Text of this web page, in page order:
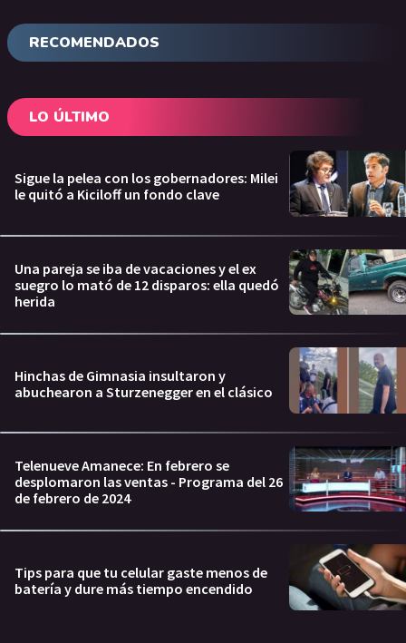
RECOMENDADOS
LO ÚLTIMO
Sigue la pelea con los gobernadores: Milei
le quitó a Kiciloff un fondo clave
Una pareja se iba de vacaciones y el ex
suegro lo mató de 12 disparos: ella quedó
herida
Hinchas de Gimnasia insultaron y
abuchearon a Sturzenegger en el clásico
Telenueve Amanece: En febrero se
desplomaron las ventas - Programa del 26
de febrero de 2024
Tips para que tu celular gaste menos de
batería y dure más tiempo encendido